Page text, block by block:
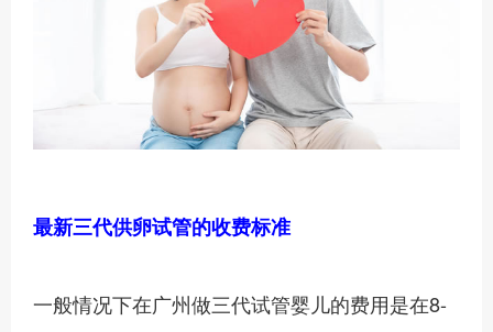
最新三代供卵试管的收费标准
一般情况下在广州做三代试管婴儿的费用是在8-